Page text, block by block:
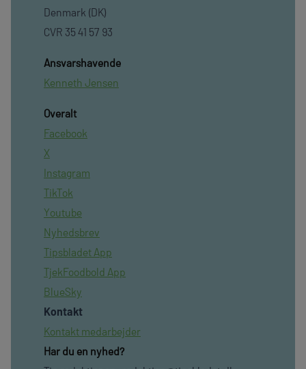
Denmark (DK)
CVR 35 41 57 93
Ansvarshavende
Kenneth Jensen
Overalt
Facebook
X
Instagram
TikTok
Youtube
Nyhedsbrev
Tipsbladet App
TjekFoodbold App
BlueSky
Kontakt
Kontakt medarbejder
Har du en nyhed?